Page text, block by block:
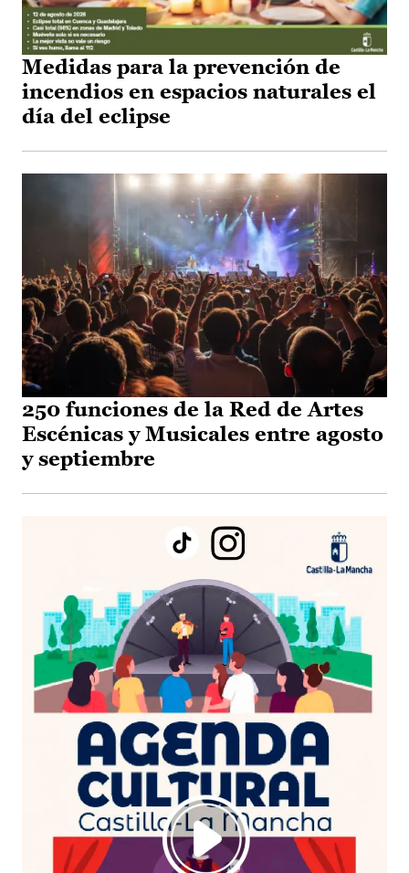
Medidas para la prevención de
incendios en espacios naturales el
día del eclipse
250 funciones de la Red de Artes
Escénicas y Musicales entre agosto
y septiembre